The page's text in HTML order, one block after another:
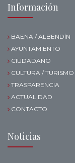
Información
BAENA / ALBENDÍN
AYUNTAMIENTO
CIUDADANO
CULTURA / TURISMO
TRASPARENCIA
ACTUALIDAD
CONTACTO
Noticias